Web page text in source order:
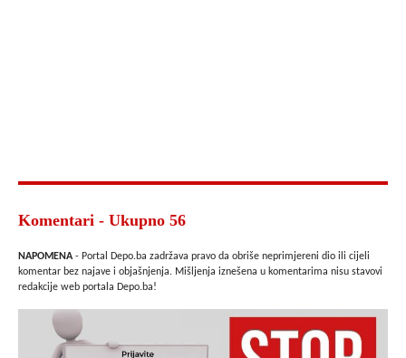
Komentari - Ukupno 56
NAPOMENA - Portal Depo.ba zadržava pravo da obriše neprimjereni dio ili cijeli
komentar bez najave i objašnjenja. Mišljenja iznešena u komentarima nisu stavovi
redakcije web portala Depo.ba!